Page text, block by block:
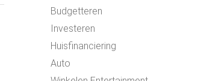
Budgetteren
Investeren
Huisfinanciering
Auto